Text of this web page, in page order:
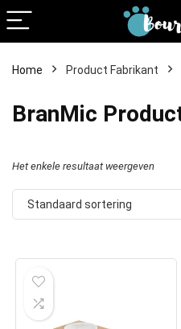
Home Product Fabrikant
BranMic
Het enkele resultaat weergeven
Standaard sortering